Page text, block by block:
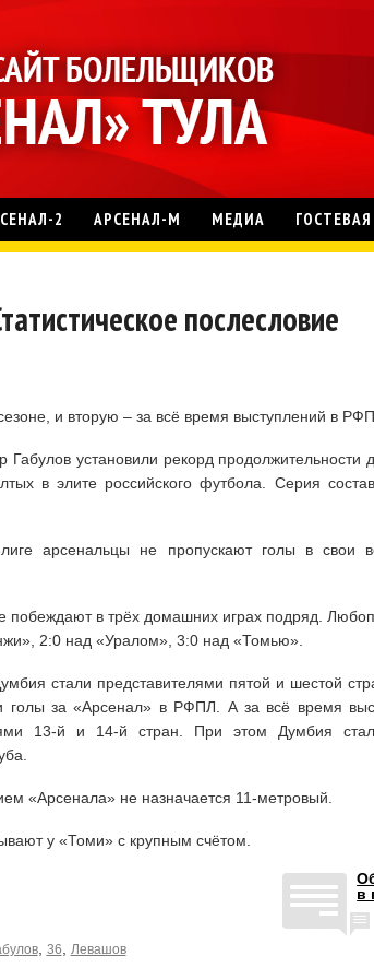
2 АРСЕНАЛ-М МЕДИА ГОСТЕВАЯ
послесловие
и вторую – за всё время выступлений в
установили рекорд продолжительности
в элите российского футбола. Серия
арсенальцы не пропускают голы в свои
побеждают в трёх домашних играх подряд.
2:0 над «Уралом», 3:0 над «Томью».
стали представителями пятой и шестой
голы за «Арсенал» в РФПЛ. А за всё время
13-й и 14-й стран. При этом Думбия
«Арсенала» не назначается 11-метровый.
у «Томи» с крупным счётом.
в
, 36, Левашов